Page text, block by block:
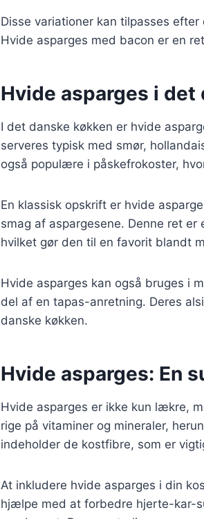
Disse variationer kan tilpasses
Hvide asparges med bacon er en
Hvide asparges i det
I det danske køkken er hvide
serveres typisk med smør,
også populære i påskefrokoster,
En klassisk opskrift er hvide
smag af aspargesene. Denne ret
hvilket gør den til en favorit blandt
Hvide asparges kan også bruges i
del af en tapas-anretning. Deres
danske køkken.
Hvide asparges: En
Hvide asparges er ikke kun lækre,
rige på vitaminer og mineraler,
indeholder de kostfibre, som er
At inkludere hvide asparges i din
hjælpe med at forbedre hjerte-kar-